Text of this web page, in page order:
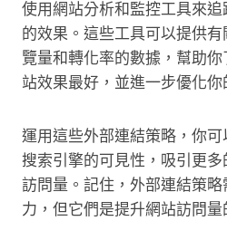
使用網站分析和監控工具來
的效果。這些工具可以提供
覽量和轉化率的數據，幫助
站效果最好，並進一步優化你
運用這些外部連結策略，你
搜索引擎的可見性，吸引更
訪問量。記住，外部連結策
力，但它們是提升網站訪問量